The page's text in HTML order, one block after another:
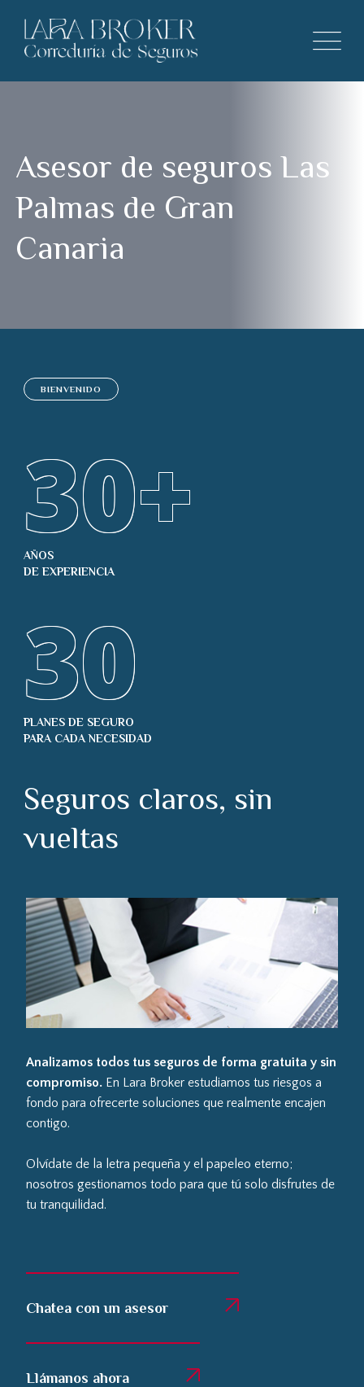
Asesor de seguros Las
Palmas de Gran
Canaria
BIENVENIDO
30+
AÑOS
DE EXPERIENCIA
30
PLANES DE SEGURO
PARA CADA NECESIDAD
Seguros claros, sin
vueltas
Analizamos todos tus seguros de forma gratuita y sin
compromiso.En Lara Broker estudiamos tus riesgos a
fondo para ofrecerte soluciones que realmente encajen
contigo.
Olvídate de la letra pequeña y el papeleo eterno;
nosotros gestionamos todo para que tú solo disfrutes de
tu tranquilidad.
Chatea con un asesor
Llámanos ahora